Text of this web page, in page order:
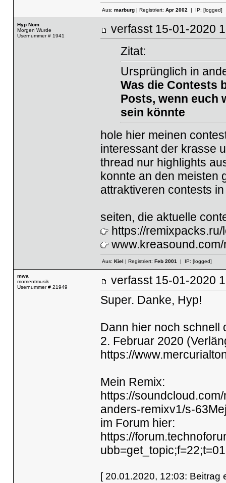
Aus: marburg| Registriert: Apr 2002| IP: [logged]
Hyp Nom
Morgen Wurde
Usernummer # 1941
verfasst 15-01-
Zitat:
Ursprünglich in
Was die Contests
Posts, wenn euch
sein könnte
hole hier meinen
interessant der krasse
thread nur highlights
konnte an den meisten
attraktiveren contests
seiten, die aktuelle
https://
Aus: Kiel | Registriert: Feb 2001| IP: [logged]
mwa
momentmusik
Usernummer # 21949
verfasst 15-01-
Super. Danke, Hyp!
Dann hier noch schnell
2. Februar 2020
https://
Mein Remix:
https://
anders-remixv1/s-
im Forum hier:
https://
[ 20.01.2020, 12:03: Beitrag